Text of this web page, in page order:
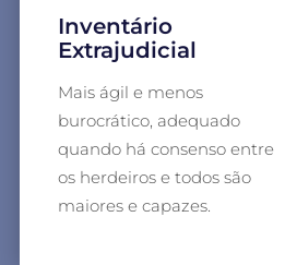
Inventário
Extrajudicial
Mais ágil e menos
burocrático, adequado
quando há consenso entre
os herdeiros e todos são
maiores e capazes.